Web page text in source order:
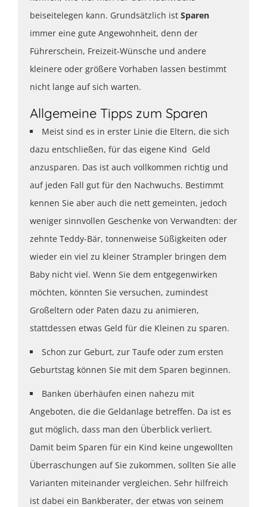
beiseitelegen kann. Grundsätzlich ist Sparen
immer eine gute Angewohnheit, denn der
Führerschein, Freizeit-Wünsche und andere
kleinere oder größere Vorhaben lassen bestimmt
nicht lange auf sich warten.
Allgemeine Tipps zum Sparen
Meist sind es in erster Linie die Eltern, die sich
dazu entschließen, für das eigene Kind Geld
anzusparen. Das ist auch vollkommen richtig und
auf jeden Fall gut für den Nachwuchs. Bestimmt
kennen Sie aber auch die nett gemeinten, jedoch
weniger sinnvollen Geschenke von Verwandten: der
zehnte Teddy-Bär, tonnenweise Süßigkeiten oder
wieder ein viel zu kleiner Strampler bringen dem
Baby nicht viel. Wenn Sie dem entgegenwirken
möchten, könnten Sie versuchen, zumindest
Großeltern oder Paten dazu zu animieren,
stattdessen etwas Geld für die Kleinen zu sparen.
Schon zur Geburt, zur Taufe oder zum ersten
Geburtstag können Sie mit dem Sparen beginnen.
Banken überhäufen einen nahezu mit
Angeboten, die die Geldanlage betreffen. Da ist es
gut möglich, dass man den Überblick verliert.
Damit beim Sparen für ein Kind keine ungewollten
Überraschungen auf Sie zukommen, sollten Sie alle
Varianten miteinander vergleichen. Sehr hilfreich
ist dabei ein Bankberater, der etwas von seinem